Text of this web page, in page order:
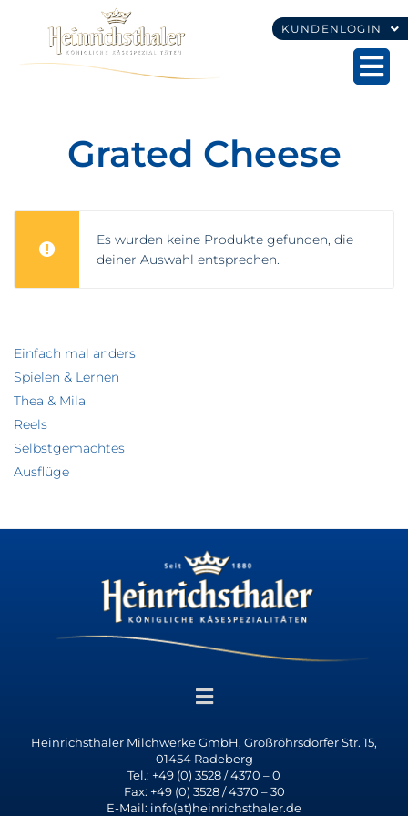
KUNDENLOGIN
Grated Cheese
Es wurden keine Produkte gefunden, die
deiner Auswahl entsprechen.
Einfach mal anders
Spielen & Lernen
Thea & Mila
Reels
Selbstgemachtes
Ausflüge
Heinrichsthaler Milchwerke GmbH, Großröhrsdorfer Str. 15,
01454 Radeberg
Tel.: +49 (0) 3528 / 4370 – 0
Fax: +49 (0) 3528 / 4370 – 30
E-Mail: info(at)heinrichsthaler.de